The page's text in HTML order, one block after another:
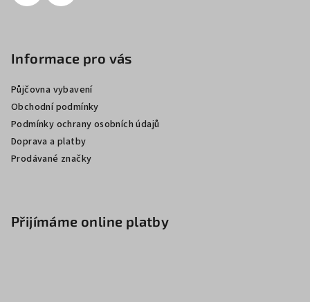
Informace pro vás
Půjčovna vybavení
Obchodní podmínky
Podmínky ochrany osobních údajů
Doprava a platby
Prodávané značky
Přijímáme online platby